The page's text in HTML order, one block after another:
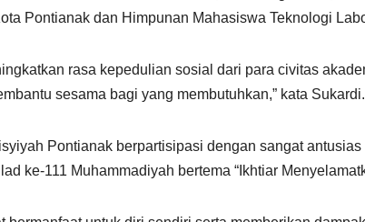
Pontianak dan Himpunan Mahasiswa Teknologi
rasa kepedulian sosial dari para civitas
sesama bagi yang membutuhkan,” kata Sukardi.
Pontianak berpartisipasi dengan sangat
ke-111 Muhammadiyah bertema “Ikhtiar